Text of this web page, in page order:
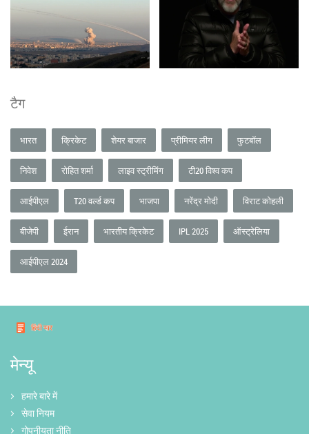
टैग
भारत क्रिकेट शेयर बाजार प्रीमियर लीग फुटबॉल
निवेश रोहित शर्मा लाइव स्ट्रीमिंग टी20 विश्व कप
आईपीएल T20 वर्ल्ड कप भाजपा नरेंद्र मोदी विराट कोहली
बीजेपी ईरान भारतीय क्रिकेट IPL 2025 ऑस्ट्रेलिया
आईपीएल 2024
मेन्यू
हमारे बारे में
सेवा नियम
गोपनीयता नीति